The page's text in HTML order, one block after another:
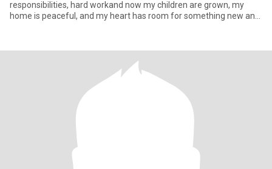
responsibilities, hard workand now my children are grown, my
home is peaceful, and my heart has room for something new and